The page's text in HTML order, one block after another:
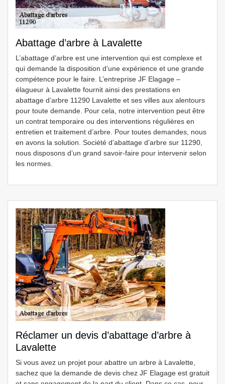
Abattage d’arbre à Lavalette
L’abattage d’arbre est une intervention qui est complexe et
qui demande la disposition d’une expérience et une grande
compétence pour le faire. L’entreprise JF Elagage –
élagueur à Lavalette fournit ainsi des prestations en
abattage d’arbre 11290 Lavalette et ses villes aux alentours
pour toute demande. Pour cela, notre intervention peut être
un contrat temporaire ou des interventions régulières en
entretien et traitement d’arbre. Pour toutes demandes, nous
en avons la solution. Société d’abattage d’arbre sur 11290,
nous disposons d’un grand savoir-faire pour intervenir selon
les normes.
Réclamer un devis d’abattage d’arbre à
Lavalette
Si vous avez un projet pour abattre un arbre à Lavalette,
sachez que la demande de devis chez JF Elagage est gratuit